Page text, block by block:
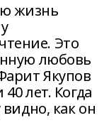
жизнь
Это
любовь
Якупов
лет. Когда
видно, как он